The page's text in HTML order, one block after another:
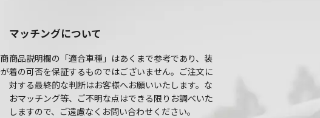
マッチングについて
商品説明欄の「適合車種」はあくまで参考であり、装
着の可否を保証するものではございません。ご注文に
対する最終的な判断はお客様へお願いいたします。な
おマッチング等、ご不明な点はできる限りお調べいた
しますので、ご遠慮なくお問い合わせください。